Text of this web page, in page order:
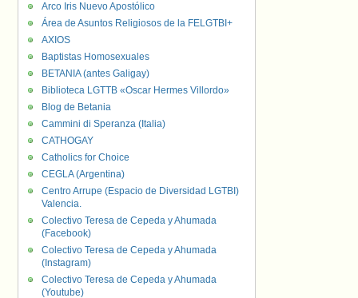
Arco Iris Nuevo Apostólico
Área de Asuntos Religiosos de la FELGTBI+
AXIOS
Baptistas Homosexuales
BETANIA (antes Galigay)
Biblioteca LGTTB «Oscar Hermes Villordo»
Blog de Betania
Cammini di Speranza (Italia)
CATHOGAY
Catholics for Choice
CEGLA (Argentina)
Centro Arrupe (Espacio de Diversidad LGTBI)
Valencia.
Colectivo Teresa de Cepeda y Ahumada
(Facebook)
Colectivo Teresa de Cepeda y Ahumada
(Instagram)
Colectivo Teresa de Cepeda y Ahumada
(Youtube)